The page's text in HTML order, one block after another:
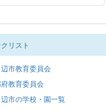
リスト
市教育委員会
教育委員会
市の学校・園一覧